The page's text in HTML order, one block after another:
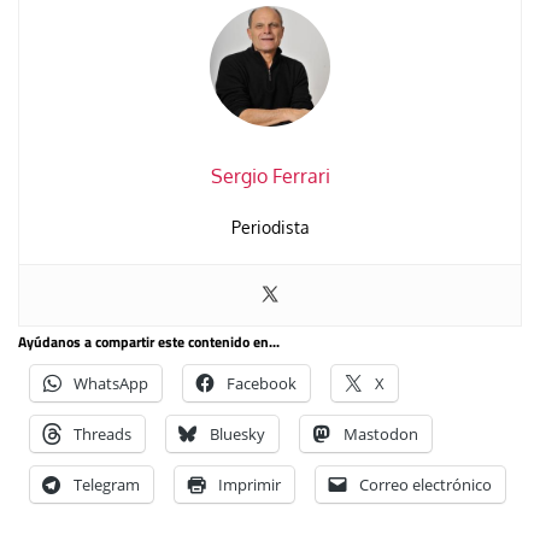
Sergio Ferrari
Periodista
Ayúdanos a compartir este contenido en...
WhatsApp Facebook X
Threads Bluesky Mastodon
Telegram Imprimir Correo electrónico